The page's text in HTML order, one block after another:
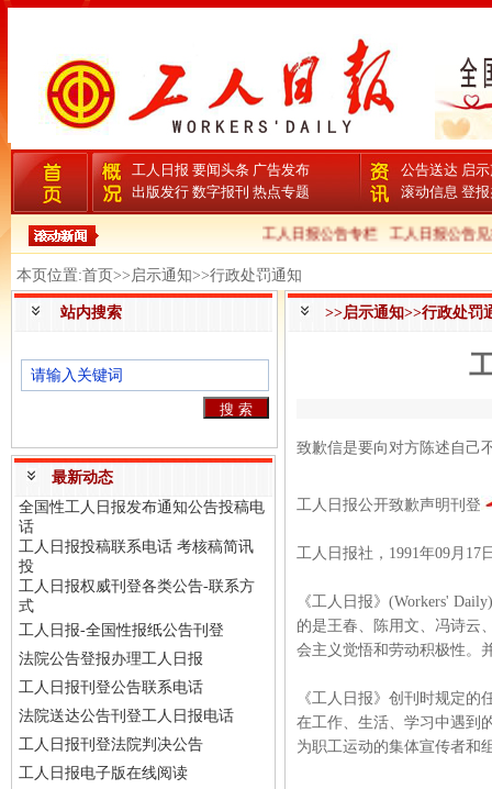
工人日报 要闻头条 广告发布
出版发行 数字报刊 热点专题
公告送达 启
滚动信息 登
工人日报公告专栏 工人日报公告见
本页位置:首页>>启示通知>>行政处罚通知
站内搜索
最新动态
全国性工人日报发布通知公告投稿电
话
工人日报投稿联系电话 考核稿简讯
投
工人日报权威刊登各类公告-联系方
式
工人日报-全国性报纸公告刊登
法院公告登报办理工人日报
工人日报刊登公告联系电话
法院送达公告刊登工人日报电话
工人日报刊登法院判决公告
工人日报电子版在线阅读
>>启示通知>>行政处罚
致歉信是要向对方陈述自己
工人日报公开致歉声明刊登
工人日报社，1991年09月
《工人日报》(Workers'
的是王春、陈用文、冯诗云
会主义觉悟和劳动积极性。
《工人日报》创刊时规定
在工作、生活、学习中遇到
为职工运动的集体宣传者和